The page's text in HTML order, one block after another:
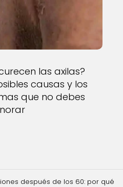
las axilas?
causas y los
que no debes
después de los 60: por qué